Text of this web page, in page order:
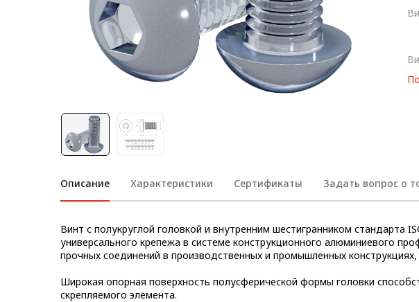
Алюминиевая промышленная
мебель
Крейты и кассеты Subrack
systems
Радиаторный алюминиевый
профиль NEW!
Конструкции из профиля
Услуги дополнительной
обработки профиля
Описание Характеристики Сертификаты Задать вопрос о
Винт с полукруглой головкой и внутренним шестигранником стандарта
универсального крепежа в системе конструкционного алюминиевого
прочных соединений в производственных и промышленных
Широкая опорная поверхность полусферической формы головки
скрепляемого элемента.